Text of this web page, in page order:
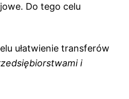
Do tego celu
ułatwienie transferów
i